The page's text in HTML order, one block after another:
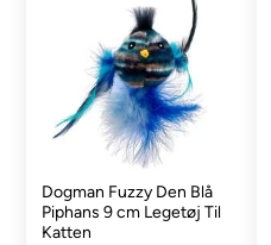
Dogman Fuzzy Den Blå
Piphans 9 cm Legetøj Til
Katten